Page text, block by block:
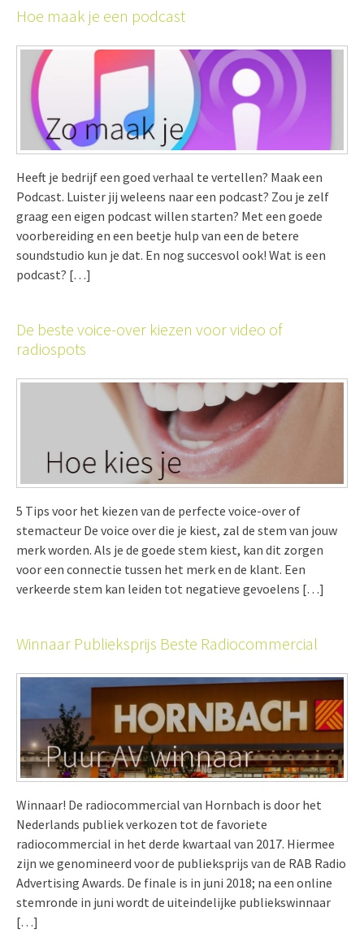
Hoe maak je een podcast
Heeft je bedrijf een goed verhaal te vertellen? Maak een
Podcast. Luister jij weleens naar een podcast? Zou je zelf
graag een eigen podcast willen starten? Met een goede
voorbereiding en een beetje hulp van een de betere
soundstudio kun je dat. En nog succesvol ook! Wat is een
podcast? […]
De beste voice-over kiezen voor video of
radiospots
5 Tips voor het kiezen van de perfecte voice-over of
stemacteur De voice over die je kiest, zal de stem van jouw
merk worden. Als je de goede stem kiest, kan dit zorgen
voor een connectie tussen het merk en de klant. Een
verkeerde stem kan leiden tot negatieve gevoelens […]
Winnaar Publieksprijs Beste Radiocommercial
Winnaar! De radiocommercial van Hornbach is door het
Nederlands publiek verkozen tot de favoriete
radiocommercial in het derde kwartaal van 2017. Hiermee
zijn we genomineerd voor de publieksprijs van de RAB Radio
Advertising Awards. De finale is in juni 2018; na een online
stemronde in juni wordt de uiteindelijke publiekswinnaar
[…]